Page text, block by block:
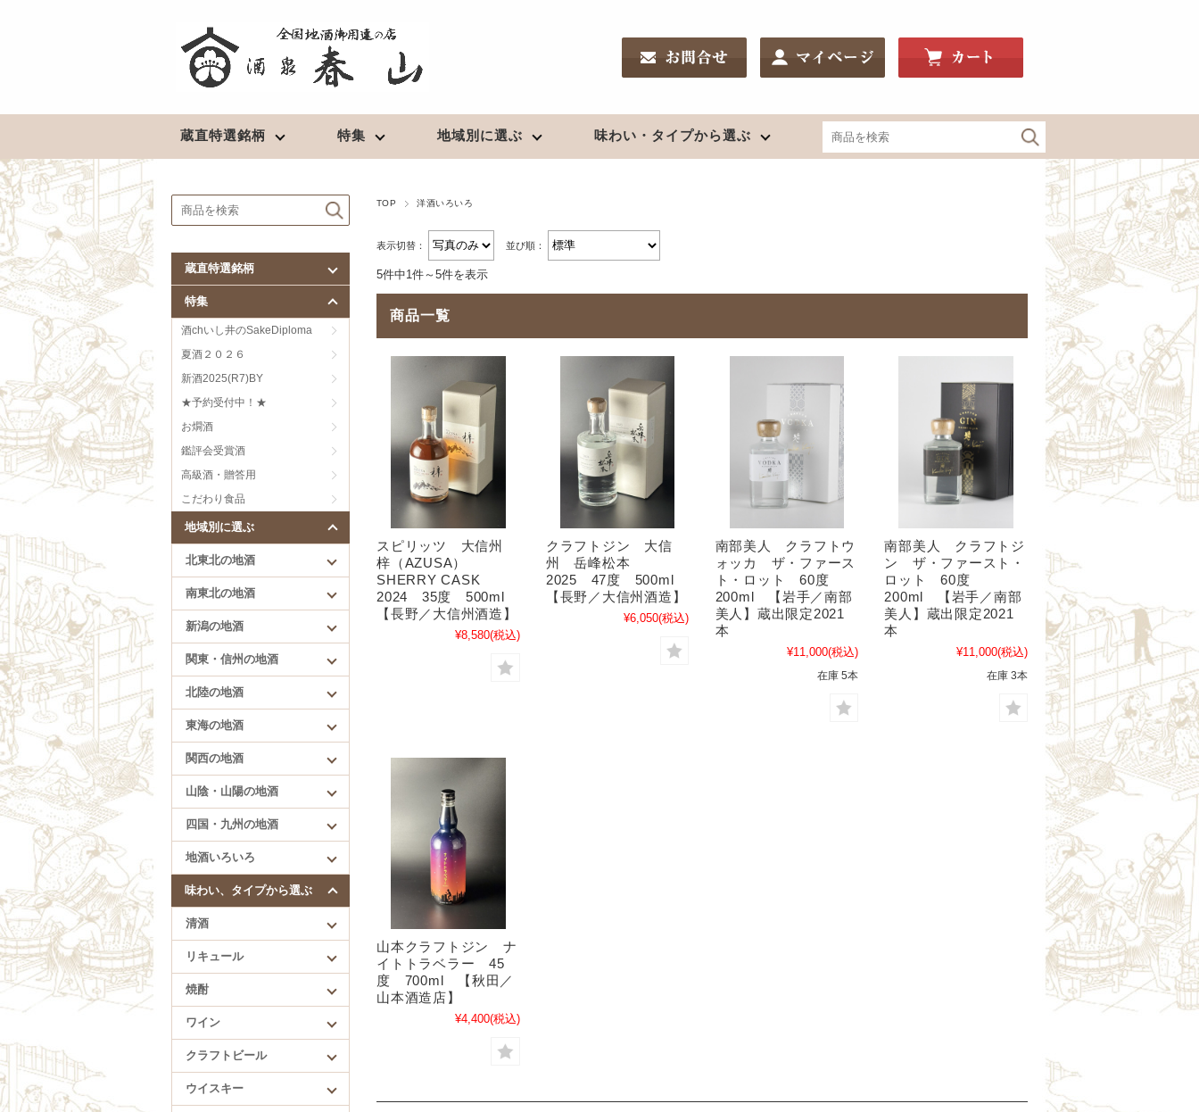
蔵直特選銘柄 特集
★予約受付中！★
酒chいし井のSakeDiploma対策
新酒2025（R7）BY
お燗酒
地域別に選ぶ
北東北の地酒
陸奥八仙（青森）
田酒／喜久泉（青森）
鳩正宗（青森）
南部美人（岩手）
やまとしずく（秋田）
刈穂（秋田）
まんさくの花（秋田）
雪の茅舎（秋田）
南東北の地酒
日高見（宮城）
浦霞（宮城）
出羽桜（山形）
栄光冨士（山形）
辯天（山形）
住吉、樽平（山形）
羽陽男山（山形）
会州一（福島）
豊久仁（福島）
国権（福島）
会津中将（福島）
大七（福島）
久保田（新潟）
〆張鶴（新潟）
山城屋（新潟）
越乃景虎（新潟）
朝日山（新潟）
清泉（新潟）
雪中梅（新潟）
高千代（新潟）
豊醇無盡たかちよ（新潟）
巻機（新潟）
猪又酒造（新潟）
凜嘉（新潟）
大那（栃木）
雄東正宗（栃木）
町田酒造（群馬）
聖（群馬）
霧筑波／浦里（茨城）
七賢（山梨）
真澄（長野）
北陸の地酒
満寿泉（富山）
手取川（石川）
花垣（福井）
東海の地酒
花盛（岐阜）
関西の地酒 山陰・山陽の地酒
いなば鶴（鳥取）
竹鶴（広島）
四国・九州の地酒
賀儀屋（愛媛）
久礼（高知）
酔鯨（高知）
繁桝（福岡）
肥前蔵心（佐賀）
地酒いろいろ
地酒いろいろ
味わい・タイプから選ぶ
清酒
最高級酒
超辛口
淡麗辛口
淡麗旨口
芳醇辛口
芳醇旨口
甘口
にごり、うすにごり
低精白のお酒
創意工夫
リキュール
果実酒
焼酎
芋
米、粕取
黒糖
泡盛
いろいろ
日本ワイン
クラフトビール
ウイスキー
ジャパニーズ
洋酒いろいろ
TOP 洋酒いろいろ
表示切替： 並び順：
5件中1件～5件を表示
商品一覧
スピリッツ 大信州
梓（AZUSA）
SHERRY CASK
2024 35度 500ml
【長野／大信州酒造】
¥8,580(税込)
クラフトジン 大信
州 岳峰松本
2025 47度 500ml
【長野／大信州酒造】
¥6,050(税込)
南部美人 クラフトウ
ォッカ ザ・ファース
ト・ロット 60度
200ml 【岩手／南部
美人】蔵出限定2021
本
¥11,000(税込)
在庫 5本
南部美人 クラフトジ
ン ザ・ファースト・
ロット 60度
200ml 【岩手／南部
美人】蔵出限定2021
本
¥11,000(税込)
在庫 3本
山本クラフトジン ナ
イトトラベラー 45
度 700ml 【秋田／
山本酒造店】
¥4,400(税込)
蔵直特選銘柄
特集
酒chいし井のSakeDiploma
夏酒２０２６
新酒2025(R7)BY
★予約受付中！★
お燗酒
鑑評会受賞酒
高級酒・贈答用
こだわり食品
地域別に選ぶ
北東北の地酒
南東北の地酒
新潟の地酒
関東・信州の地酒
北陸の地酒
東海の地酒
関西の地酒
山陰・山陽の地酒
四国・九州の地酒
地酒いろいろ
味わい、タイプから選ぶ
清酒
リキュール
焼酎
ワイン
クラフトビール
ウイスキー